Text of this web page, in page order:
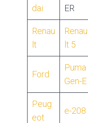
dai
ER
Renau
lt
Renau
lt 5
Ford
Puma
Gen-E
Peug
eot
e-208